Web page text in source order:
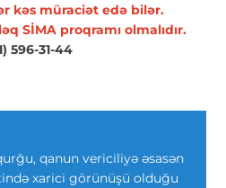
kəs müraciət edə bilər.
SİMA proqramı olmalıdır.
596-31-44
qanun vericiliyə əsasən
xarici görünüşü olduğu